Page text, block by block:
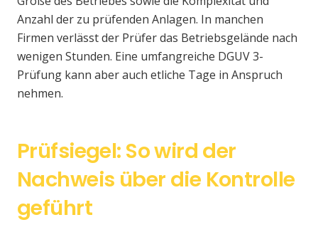
Anzahl der zu prüfenden Anlagen. In manchen
Firmen verlässt der Prüfer das Betriebsgelände nach
wenigen Stunden. Eine umfangreiche DGUV 3-
Prüfung kann aber auch etliche Tage in Anspruch
nehmen.
Prüfsiegel: So wird der
Nachweis über die Kontrolle
geführt